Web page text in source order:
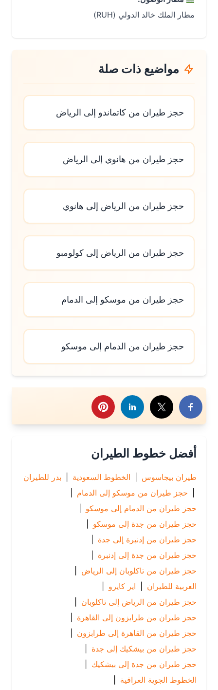
مطار الملك خالد الدولي (RUH)
مواضيع ذات صلة
حجز طيران من كاتماندو إلى الرياض
حجز طيران من هانوي إلى الرياض
حجز طيران من الرياض إلى هانوي
حجز طيران من الرياض إلى كولومبو
حجز طيران من موسكو إلى الدمام
حجز طيران من الدمام إلى موسكو
هذا الموضوع
أفضل خطوط الطيران
طيران بيجاسوس | الخطوط السعودية | بدر للطيران
حجز طيران من موسكو إلى الدمام
|
حجز طيران من الدمام إلى موسكو |
حجز طيران من جدة إلى موسكو |
حجز طيران من إدنبرة إلى جدة
حجز طيران من جدة إلى إدنبرة |
حجز طيران من تاكلوبان إلى الرياض
|
العربية للطيران | اير كايرو
|
حجز طيران من الرياض إلى تاكلوبان |
حجز طيران من طرابزون إلى القاهرة |
حجز طيران من القاهرة إلى طرابزون |
حجز طيران من بيشكيك إلى جدة
حجز طيران من جدة إلى بيشكيك |
الخطوط الجوية العراقية